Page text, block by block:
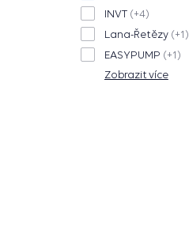
INVT (+4)
Lana-Řetězy (+1)
EASYPUMP (+1)
Zobrazit více